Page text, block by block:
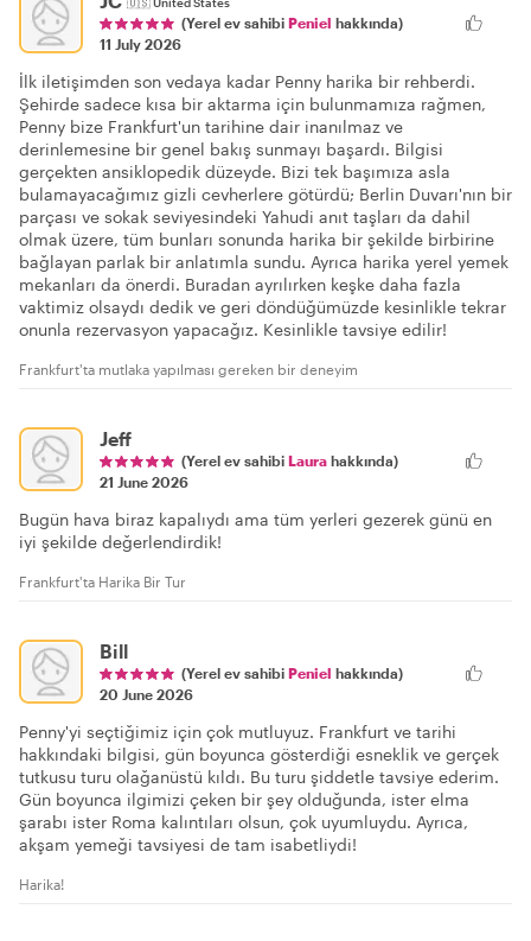
🇺🇸United States
(Yerel ev sahibi Peniel hakkında)
11 July 2026
İlk iletişimden son vedaya kadar Penny harika bir rehberdi.
Şehirde sadece kısa bir aktarma için bulunmamıza rağmen,
Penny bize Frankfurt'un tarihine dair inanılmaz ve
derinlemesine bir genel bakış sunmayı başardı. Bilgisi
gerçekten ansiklopedik düzeyde. Bizi tek başımıza asla
bulamayacağımız gizli cevherlere götürdü; Berlin Duvarı'nın bir
parçası ve sokak seviyesindeki Yahudi anıt taşları da dahil
olmak üzere, tüm bunları sonunda harika bir şekilde birbirine
bağlayan parlak bir anlatımla sundu. Ayrıca harika yerel yemek
mekanları da önerdi. Buradan ayrılırken keşke daha fazla
vaktimiz olsaydı dedik ve geri döndüğümüzde kesinlikle tekrar
onunla rezervasyon yapacağız. Kesinlikle tavsiye edilir!
Frankfurt'ta mutlaka yapılması gereken bir deneyim
Jeff
(Yerel ev sahibi Laura hakkında)
21 June 2026
Bugün hava biraz kapalıydı ama tüm yerleri gezerek günü en
iyi şekilde değerlendirdik!
Frankfurt'ta Harika Bir Tur
Bill
(Yerel ev sahibi Peniel hakkında)
20 June 2026
Penny'yi seçtiğimiz için çok mutluyuz. Frankfurt ve tarihi
hakkındaki bilgisi, gün boyunca gösterdiği esneklik ve gerçek
tutkusu turu olağanüstü kıldı. Bu turu şiddetle tavsiye ederim.
Gün boyunca ilgimizi çeken bir şey olduğunda, ister elma
şarabı ister Roma kalıntıları olsun, çok uyumluydu. Ayrıca,
akşam yemeği tavsiyesi de tam isabetliydi!
Harika!